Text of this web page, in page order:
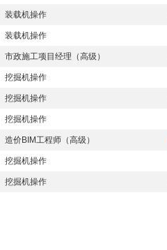
装载机操作
装载机操作
市政施工项目经理（高级）
挖掘机操作
挖掘机操作
挖掘机操作
造价BIM工程师（高级）
挖掘机操作
挖掘机操作